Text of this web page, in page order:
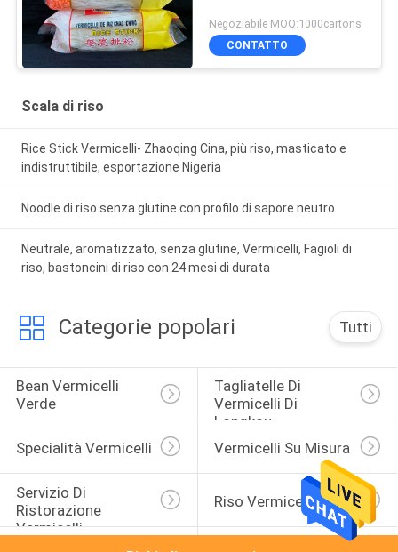
Negoziabile MOQ:1000cartons
CONTATTO
Scala di riso
Rice Stick Vermicelli- Zhaoqing Cina, più riso, masticato e
indistruttibile, esportazione Nigeria
Noodle di riso senza glutine con profilo di sapore neutro
Neutrale, aromatizzato, senza glutine, Vermicelli, Fagioli di
riso, bastoncini di riso con 24 mesi di durata
Categorie popolari Tutti
Bean Vermicelli
Verde
Tagliatelle Di
Vermicelli Di
Longkou
Specialità Vermicelli
Vermicelli Su Misura
Servizio Di
Ristorazione
Vermicelli
Riso Vermicelli